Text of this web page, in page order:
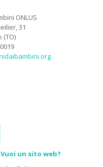
ONLUS
31
(TO)
Vuoi un sito web?